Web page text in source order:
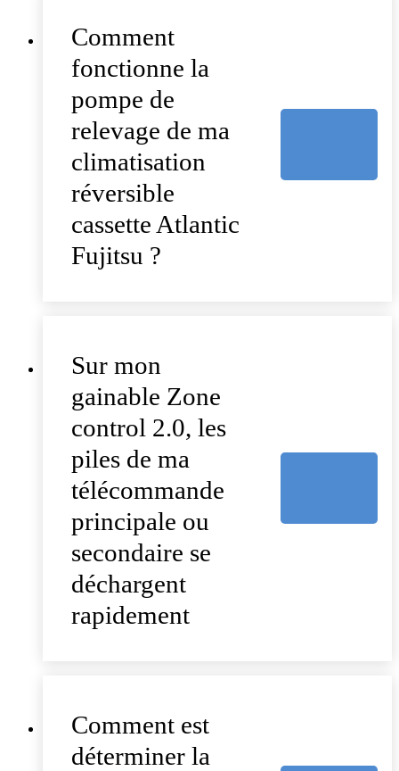
Comment
fonctionne la
pompe de
relevage de ma
climatisation
réversible
cassette Atlantic
Fujitsu ?
Sur mon
gainable Zone
control 2.0, les
piles de ma
télécommande
principale ou
secondaire se
déchargent
rapidement
Comment est
déterminer la